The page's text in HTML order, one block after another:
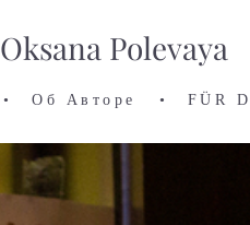
Oksana Polevaya
• Об Авторе • FÜR